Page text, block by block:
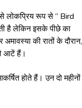
लोकप्रिय रूप से ” Bird
है लेकिन इसके पीछे का
की रातों के दौरान,
आटें हैं।
होते हैं। उन दो महीनों